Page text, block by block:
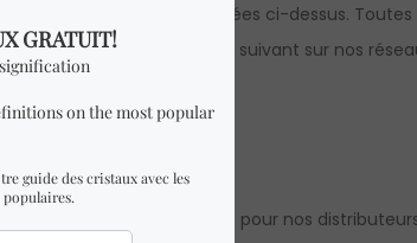
à celles mentionnées ci-dessus.
Crystal Dreams en nous suivant sur nos
seulement disponibles pour nos